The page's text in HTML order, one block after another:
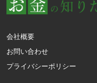
会社概要
お問い合わせ
プライバシーポリシー